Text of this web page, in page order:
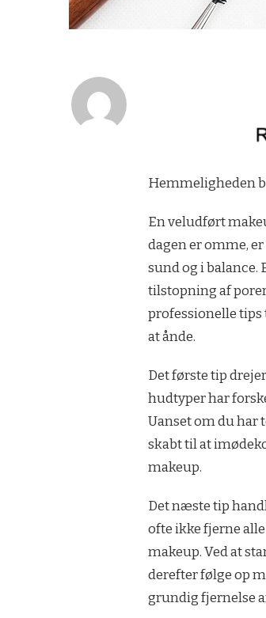
Hemmeligheden
En veludført
dagen er omme,
sund og i
tilstopning af
professionelle
at ånde.
Det første tip
hudtyper har
Uanset om du har
skabt til at
makeup.
Det næste tip
ofte ikke fjerne
makeup. Ved at
derefter følge op
grundig fjernelse